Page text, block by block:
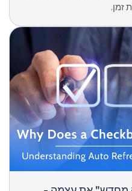
זמן.